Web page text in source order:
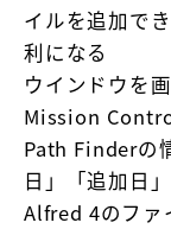
イルを追加で
利になる
ウインドウを
Mission
Path Finderの
日」「追加日
Alfred 4のファ